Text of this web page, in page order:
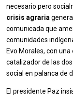
necesario pero
crisis agraria
comunicada que
comunidades
Evo Morales, con
catalizador de las
social en palanca de
El presidente Paz